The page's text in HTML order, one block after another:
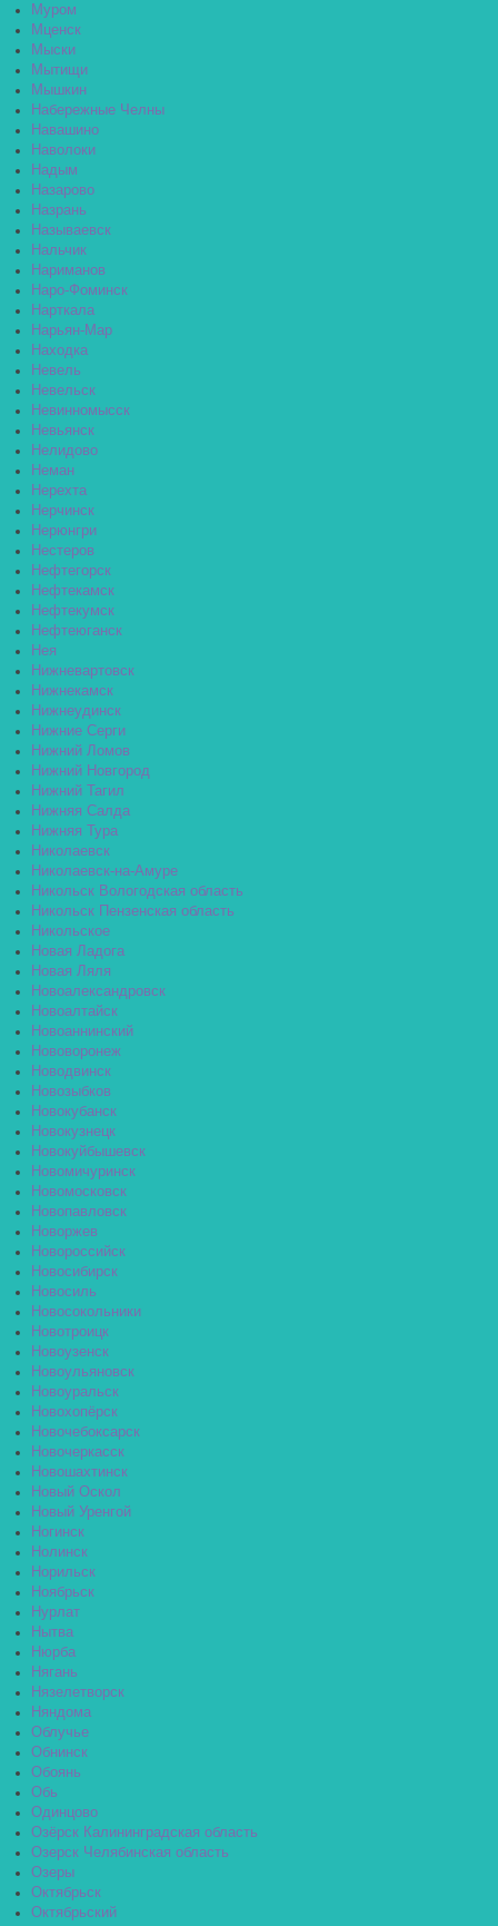
Муром
Мценск
Мыски
Мытищи
Мышкин
Набережные Челны
Навашино
Наволоки
Надым
Назарово
Назрань
Называевск
Нальчик
Нариманов
Наро-Фоминск
Нарткала
Нарьян-Мар
Находка
Невель
Невельск
Невинномысск
Невьянск
Нелидово
Неман
Нерехта
Нерчинск
Нерюнгри
Нестеров
Нефтегорск
Нефтекамск
Нефтекумск
Нефтеюганск
Нея
Нижневартовск
Нижнекамск
Нижнеудинск
Нижние Серги
Нижний Ломов
Нижний Новгород
Нижний Тагил
Нижняя Салда
Нижняя Тура
Николаевск
Николаевск-на-Амуре
Никольск Вологодская область
Никольск Пензенская область
Никольское
Новая Ладога
Новая Ляля
Новоалександровск
Новоалтайск
Новоаннинский
Нововоронеж
Новодвинск
Новозыбков
Новокубанск
Новокузнецк
Новокуйбышевск
Новомичуринск
Новомосковск
Новопавловск
Новоржев
Новороссийск
Новосибирск
Новосиль
Новосокольники
Новотроицк
Новоузенск
Новоульяновск
Новоуральск
Новохопёрск
Новочебоксарск
Новочеркасск
Новошахтинск
Новый Оскол
Новый Уренгой
Ногинск
Нолинск
Норильск
Ноябрьск
Нурлат
Нытва
Нюрба
Нягань
Нязелетворск
Няндома
Облучье
Обнинск
Обоянь
Обь
Одинцово
Озёрск Калининградская область
Озерск Челябинская область
Озеры
Октябрьск
Октябрьский